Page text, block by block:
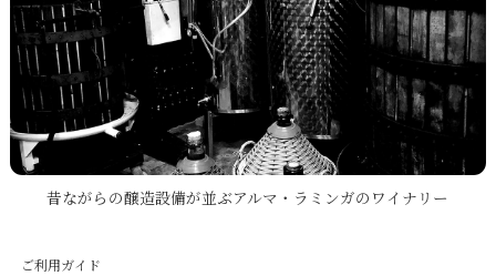
昔ながらの醸造設備が並ぶアルマ・ラミンガのワイナリー
ご利用ガイド